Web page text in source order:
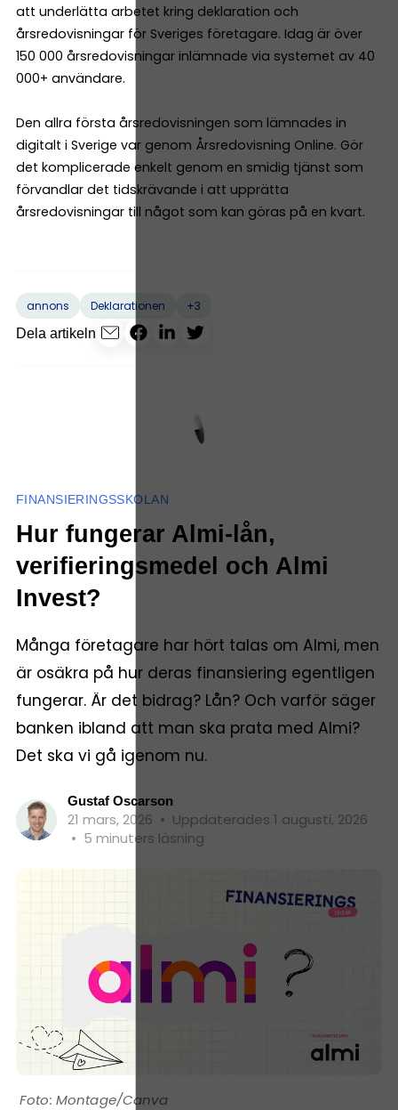
att underlätta arbetet kring deklaration och
årsredovisningar för Sveriges företagare. Idag är över
150 000 årsredovisningar inlämnade via systemet av 40
000+ användare.
Den allra första årsredovisningen som lämnades in
digitalt i Sverige var genom Årsredovisning Online. Gör
det komplicerade enkelt genom en smidig tjänst som
förvandlar det tidskrävande i att upprätta
årsredovisningar till något som kan göras på en kvart.
annons Deklarationen
+3
Dela artikeln
FINANSIERINGSSKOLAN
Hur fungerar Almi-lån,
verifieringsmedel och Almi
Invest?
Många företagare har hört talas om Almi, men
är osäkra på hur deras finansiering egentligen
fungerar. Är det bidrag? Lån? Och varför säger
banken ibland att man ska prata med Almi?
Det ska vi gå igenom nu.
Gustaf Oscarson
21 mars, 2026 • Uppdaterades 1 augusti, 2026
• 5 minuters läsning
Montage/Canva